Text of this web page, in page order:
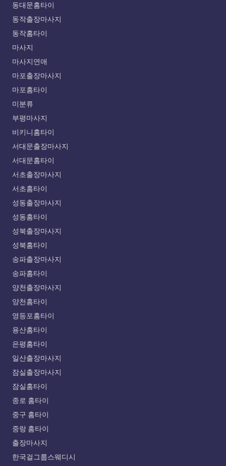
동대문홈타이
동작출장마사지
동작홈타이
마사지
마사지연애
마포출장마사지
마포홈타이
미분류
부평마사지
비키니홈타이
서대문출장마사지
서대문홈타이
서초출장마사지
서초홈타이
성동출장마사지
성동홈타이
성북출장마사지
성북홈타이
송파출장마사지
송파홈타이
양천출장마사지
양천홈타이
영등포홈타이
용산홈타이
은평홈타이
일산출장마사지
잠실출장마사지
잠실홈타이
종로 홈타이
중구 홈타이
중랑 홈타이
출장마사지
한국걸그룹스웨디시